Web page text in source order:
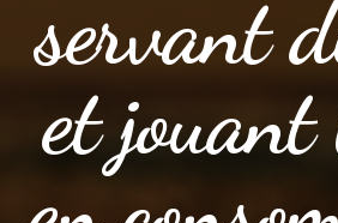
servant
et jouant